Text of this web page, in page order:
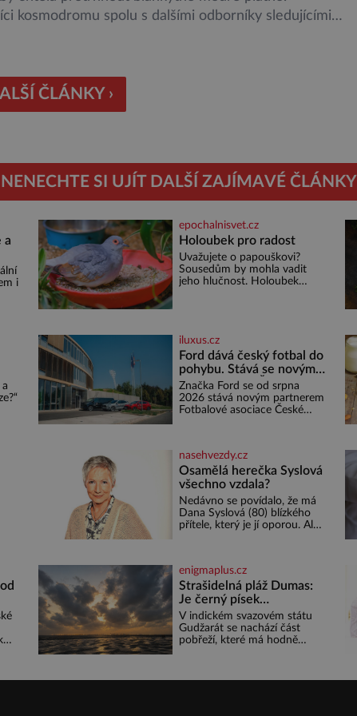
kosmodromu spolu s dalšími odborníky sledujícími
vesmírných misí, […]
ČLÁNKY ›
NENECHTE SI UJÍT DALŠÍ ZAJÍMAVÉ ČLÁNKY
a
i
epochalnisvet.cz
Holoubek pro radost
Uvažujete o papouškovi?
Sousedům by mohla vadit
jeho hlučnost. Holoubek
se o nenáročného klidného
ptáčka, který většinu dne jen
posedává. Hodně času tráví
na zemi, kde sbírá zbytky
semínek Jeho domovinou je
prakticky celá Austrálie s
výjimkou pobřežní oblasti.
iluxus.cz
Ford dává český fotbal do
pohybu. Stává se novým
partnerem FAČR
Značka Ford se od srpna
2026 stává novým partnerem
Fotbalové asociace České
týmů i českého fotbalu v
regionech. Partner
nasehvezdy.cz
Osamělá herečka Syslová
všechno vzdala?
Nedávno se povídalo, že má
Dana Syslová (80) blízkého
přítele, který je jí oporou. Ale
odchodu. Dohnala ji snad
samota? Půs
enigmaplus.cz
Strašidelná pláž Dumas:
Je černý písek
podhoubím, ze kterého
roste zlo?
V indickém svazovém státu
Gudžarát se nachází část
pobřeží, které má hodně